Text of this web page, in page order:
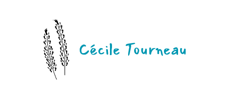
Cécile Tourneau